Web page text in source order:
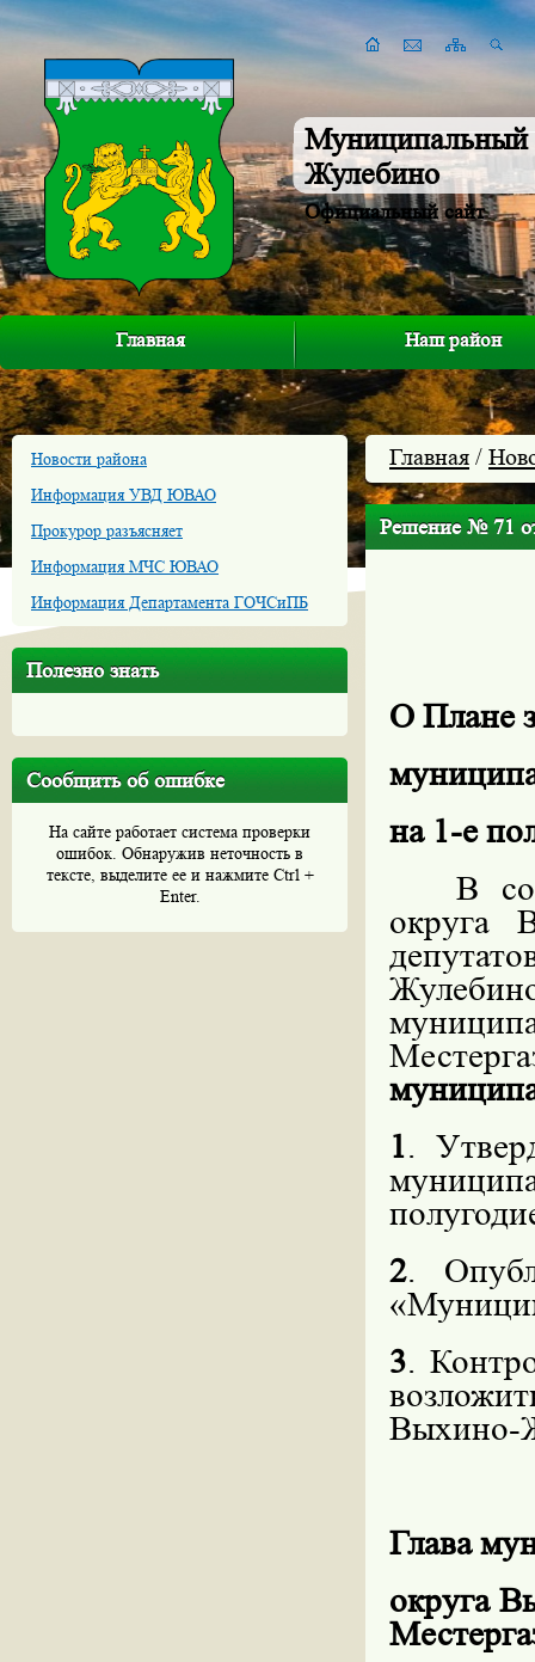
Муниципальный
Жулебино
Официальный сайт
Главная Наш район
Новости района
Информация УВД ЮВАО
Прокурор разъясняет
Информация МЧС ЮВАО
Информация Департамента ГОЧСиПБ
Полезно знать
Сообщить об ошибке
На сайте работает система проверки
ошибок. Обнаружив неточность в
тексте, выделите ее и нажмите Ctrl +
Enter.
Главная /
Решение № 71
О Плане
на 1-е
В
округа
1.
2.
3.
Выхино-
Глава
округа